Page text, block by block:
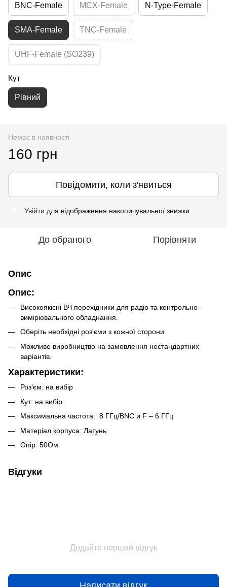
BNC-Female MCX-Female N-Type-Female
SMA-Female TNC-Female
UHF-Female (SO239)
Кут
Рівний
Немає в наявності
160 грн
Повідомити, коли з'явиться
Увійти для відображення накопичувальної знижки
До обраного Порівняти
Опис
Опис:
Високоякісні ВЧ перехідники для радіо та контрольно-
вимірювального обладнання.
Оберіть необхідні роз'єми з кожної сторони.
Можливе виробництво на замовлення нестандартних
варіантів.
Характеристики:
Роз'єм: на вибір
Кут: на вибір
Максимальна частота: 8 ГГц/BNC и F – 6 ГГц
Матеріал корпуса: Латунь
Опір: 50Ом
Відгуки
Додайте перший відгук